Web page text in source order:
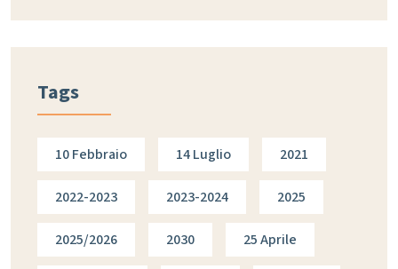
Tags
10 Febbraio 14 Luglio 2021
2022-2023 2023-2024 2025
2025/2026 2030 25 Aprile